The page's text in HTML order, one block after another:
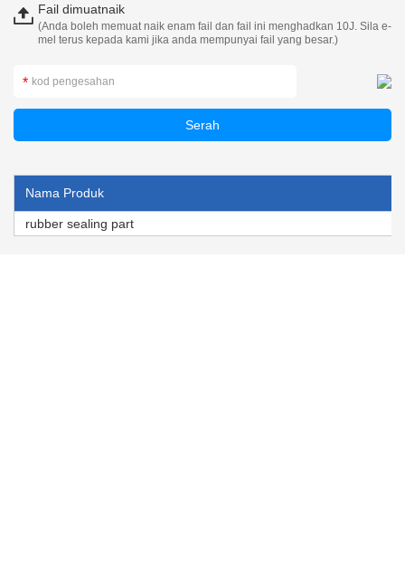
Fail dimuatnaik
(Anda boleh memuat naik enam fail dan fail ini menghadkan 10J. Sila e-
mel terus kepada kami jika anda mempunyai fail yang besar.)
Nama Produk
rubber sealing part